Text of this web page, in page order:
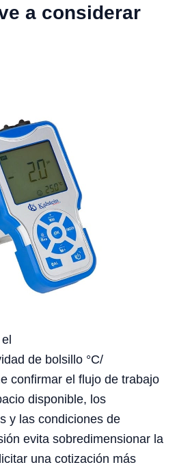
a considerar
de bolsillo °C/
confirmar el flujo de trabajo
disponible, los
y las condiciones de
evita sobredimensionar la
una cotización más